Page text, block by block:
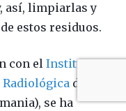
así, limpiarlas y
estos residuos.
con el Instituto
Radiológica de la
se ha